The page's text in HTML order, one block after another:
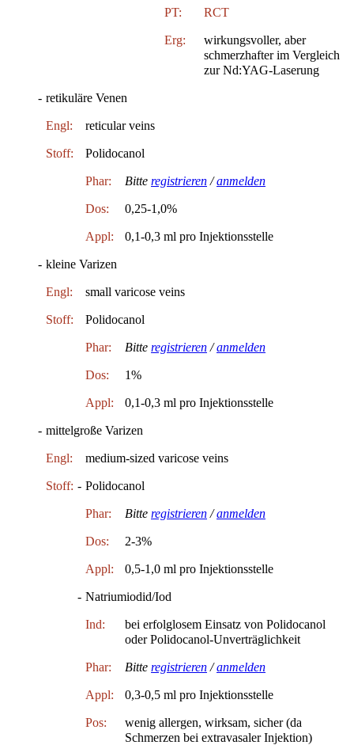
PT: RCT
Erg:
wirkungsvoller, aber
schmerzhafter im Vergleich
zur Nd:YAG-Laserung
- retikuläre Venen
Engl: reticular veins
Stoff: Polidocanol
Phar: Bitte registrieren /anmelden
Dos: 0,25-1,0%
Appl: 0,1-0,3 ml pro Injektionsstelle
- kleine Varizen
Engl: small varicose veins
Stoff: Polidocanol
Phar: Bitte registrieren /anmelden
Dos: 1%
Appl: 0,1-0,3 ml pro Injektionsstelle
- mittelgroße Varizen
Engl: medium-sized varicose veins
Stoff: - Polidocanol
Phar: Bitte registrieren /anmelden
Dos: 2-3%
Appl: 0,5-1,0 ml pro Injektionsstelle
- Natriumiodid/Iod
Ind:
bei erfolglosem Einsatz von Polidocanol
oder Polidocanol-Unverträglichkeit
Phar: Bitte registrieren /anmelden
Appl: 0,3-0,5 ml pro Injektionsstelle
Pos:
wenig allergen, wirksam, sicher (da
Schmerzen bei extravasaler Injektion)